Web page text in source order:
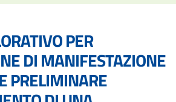
PER
DI MANIFESTAZIONE
PRELIMINARE